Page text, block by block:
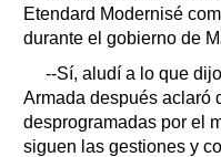
Etendard Modernisé
durante el gobierno de
--Sí, aludí a lo que
Armada después aclaró
desprogramadas por el
siguen las gestiones y